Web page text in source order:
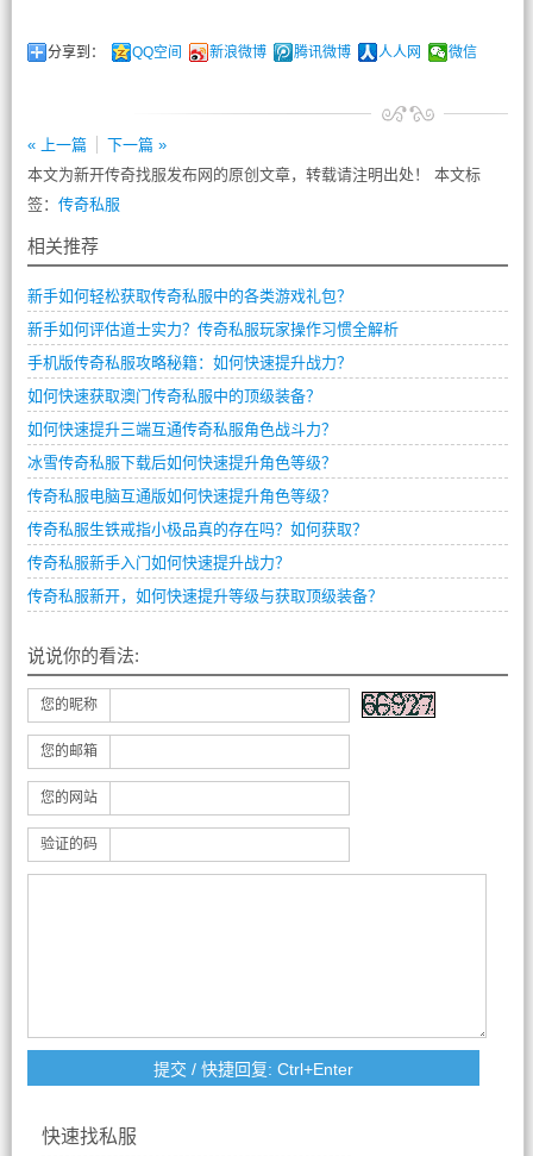
分享到： QQ空间 新浪微博 腾讯微博 人人网 微信
« 上一篇
下一篇 »
本文为新开传奇找服发布网的原创文章，转载请注明出处！ 本文标
签： 传奇私服
相关推荐
新手如何轻松获取传奇私服中的各类游戏礼包？
新手如何评估道士实力？传奇私服玩家操作习惯全解析
手机版传奇私服攻略秘籍：如何快速提升战力？
如何快速获取澳门传奇私服中的顶级装备？
如何快速提升三端互通传奇私服角色战斗力？
冰雪传奇私服下载后如何快速提升角色等级？
传奇私服电脑互通版如何快速提升角色等级？
传奇私服生铁戒指小极品真的存在吗？如何获取？
传奇私服新手入门如何快速提升战力？
传奇私服新开，如何快速提升等级与获取顶级装备？
说说你的看法:
您的昵称
您的邮箱
您的网站
验证的码
快速找私服